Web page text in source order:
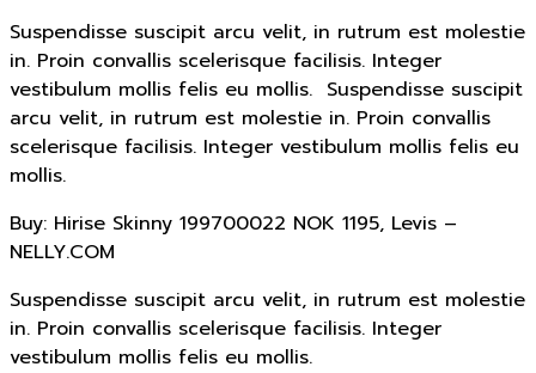
Suspendisse suscipit arcu velit, in rutrum est molestie
in. Proin convallis scelerisque facilisis. Integer
vestibulum mollis felis eu mollis. Suspendisse suscipit
arcu velit, in rutrum est molestie in. Proin convallis
scelerisque facilisis. Integer vestibulum mollis felis eu
mollis.
Buy: Hirise Skinny 199700022 NOK 1195, Levis –
NELLY.COM
Suspendisse suscipit arcu velit, in rutrum est molestie
in. Proin convallis scelerisque facilisis. Integer
vestibulum mollis felis eu mollis.